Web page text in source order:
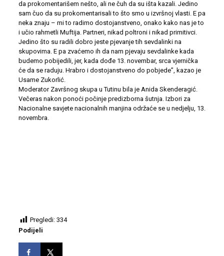
da prokomentarišem nešto, ali ne čuh da su išta kazali. Jedino
sam čuo da su prokomentarisali to što smo u izvršnoj vlasti. E pa
neka znaju – mi to radimo dostojanstveno, onako kako nas je to
i učio rahmetli Muftija. Partneri, nikad poltroni i nikad primitivci.
Jedino što su radili dobro jeste pjevanje tih sevdalinki na
skupovima. E pa zvaćemo ih da nam pjevaju sevdalinke kada
budemo pobijedili, jer, kada dođe 13. novembar, srca vjernička
će da se raduju. Hrabro i dostojanstveno do pobjede”, kazao je
Usame Zukorlić.
Moderator Završnog skupa u Tutinu bila je Anida Skenderagić.
Večeras nakon ponoći počinje predizborna šutnja. Izbori za
Nacionalne savjete nacionalnih manjina održaće se u nedjelju, 13.
novembra.
Pregledi: 334
Podijeli